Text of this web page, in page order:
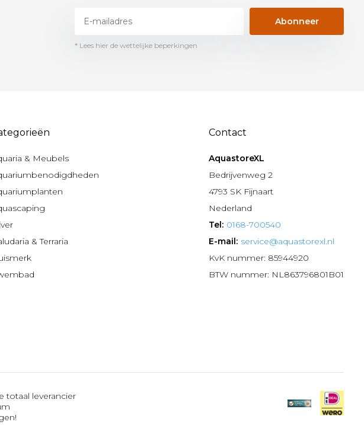
Abonneer
* Lees hier de wettelijke beperkingen
& Meubels
& Terraria
Contact
AquastoreXL
Bedrijvenweg 2
4793 SK Fijnaart
Nederland
Tel: 0168-700540
E-mail: service@aquastorexl.nl
KvK nummer: 85944920
BTW nummer: NL863796801B01
totaal leverancier